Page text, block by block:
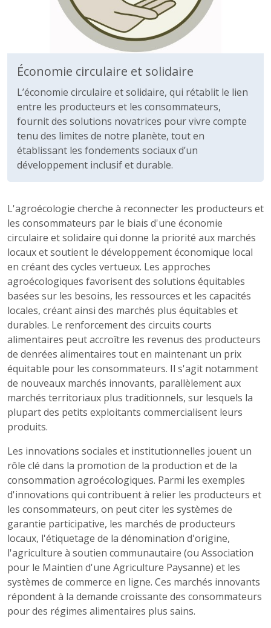
Économie circulaire et solidaire
L’économie circulaire et solidaire, qui rétablit le lien
entre les producteurs et les consommateurs,
fournit des solutions novatrices pour vivre compte
tenu des limites de notre planète, tout en
établissant les fondements sociaux d’un
développement inclusif et durable.
L'agroécologie cherche à reconnecter les producteurs et
les consommateurs par le biais d'une économie
circulaire et solidaire qui donne la priorité aux marchés
locaux et soutient le développement économique local
en créant des cycles vertueux. Les approches
agroécologiques favorisent des solutions équitables
basées sur les besoins, les ressources et les capacités
locales, créant ainsi des marchés plus équitables et
durables. Le renforcement des circuits courts
alimentaires peut accroître les revenus des producteurs
de denrées alimentaires tout en maintenant un prix
équitable pour les consommateurs. Il s'agit notamment
de nouveaux marchés innovants, parallèlement aux
marchés territoriaux plus traditionnels, sur lesquels la
plupart des petits exploitants commercialisent leurs
produits.
Les innovations sociales et institutionnelles jouent un
rôle clé dans la promotion de la production et de la
consommation agroécologiques. Parmi les exemples
d'innovations qui contribuent à relier les producteurs et
les consommateurs, on peut citer les systèmes de
garantie participative, les marchés de producteurs
locaux, l'étiquetage de la dénomination d'origine,
l'agriculture à soutien communautaire (ou Association
pour le Maintien d'une Agriculture Paysanne) et les
systèmes de commerce en ligne. Ces marchés innovants
répondent à la demande croissante des consommateurs
pour des régimes alimentaires plus sains.